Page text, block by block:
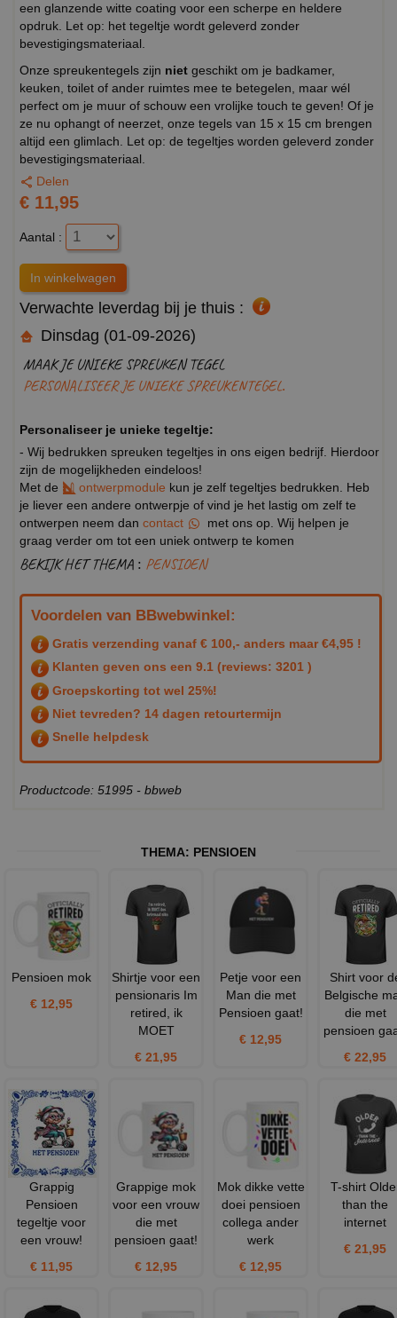
een glanzende witte coating voor een scherpe en heldere
opdruk. Let op: het tegeltje wordt geleverd zonder
bevestigingsmateriaal.
Onze spreukentegels zijn niet geschikt om je badkamer,
keuken, toilet of ander ruimtes mee te betegelen, maar wél
perfect om je muur of schouw een vrolijke touch te geven! Of je
ze nu ophangt of neerzet, onze tegels van 15 x 15 cm brengen
altijd een glimlach. Let op: de tegeltjes worden geleverd zonder
bevestigingsmateriaal.
Delen
€ 11,95
Aantal :
Verwachte leverdag bij je thuis :
Dinsdag (01-09-2026)
MAAK JE UNIEKE SPREUKEN TEGEL
PERSONALISEER JE UNIEKE SPREUKENTEGEL.
Personaliseer je unieke tegeltje:
- Wij bedrukken spreuken tegeltjes in ons eigen bedrijf. Hierdoor
zijn de mogelijkheden eindeloos!
Met de
ontwerpmodule kun je zelf tegeltjes bedrukken. Heb
je liever een andere ontwerpje of vind je het lastig om zelf te
ontwerpen neem dan contact
met ons op. Wij helpen je
graag verder om tot een uniek ontwerp te komen
BEKIJK HET THEMA : PENSIOEN
Voordelen van BBwebwinkel:
Gratis verzending vanaf € 100,- anders maar €4,95 !
Klanten geven ons een 9.1 (reviews: 3201 )
Groepskorting tot wel 25%!
Niet tevreden? 14 dagen retourtermijn
Snelle helpdesk
Productcode: 51995 - bbweb
THEMA: PENSIOEN
Pensioen mok
€ 12,95
Shirtje voor een
pensionaris Im
retired, ik
MOET
€ 21,95
Petje voor een
Man die met
Pensioen gaat!
€ 12,95
Shirt voor
Belgische
die met
pensioen
€ 22,95
Grappig
Pensioen
tegeltje voor
een vrouw!
€ 11,95
Grappige mok
voor een vrouw
die met
pensioen gaat!
€ 12,95
Mok dikke vette
doei pensioen
collega ander
werk
€ 12,95
T-shirt
than the
internet
€ 21,95